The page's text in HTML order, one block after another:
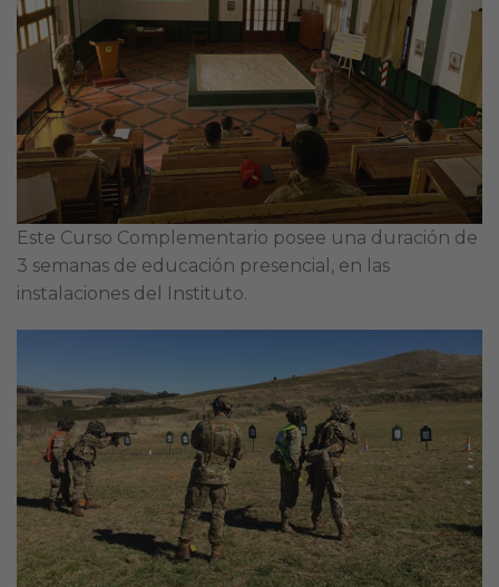
Este Curso Complementario posee una duración de
3 semanas de educación presencial, en las
instalaciones del Instituto.